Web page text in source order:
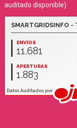
auditado disponible):